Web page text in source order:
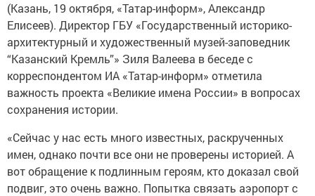
(Казань, 19 октября, «Татар-информ», Александр
Елисеев). Директор ГБУ «Государственный историко-
архитектурный и художественный музей-заповедник
“Казанский Кремль”» Зиля Валеева в беседе с
корреспондентом ИА «Татар-информ» отметила
важность проекта «Великие имена России» в вопросах
сохранения истории.
«Сейчас у нас есть много известных, раскрученных
имен, однако почти все они не проверены историей. А
вот обращение к подлинным героям, кто доказал свой
подвиг, это очень важно. Попытка связать аэропорт с